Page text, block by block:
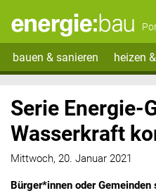
bauen & sanieren heizen
Serie Energie-
Wasserkraft
Mittwoch, 20. Januar 2021
Bürger*innen oder